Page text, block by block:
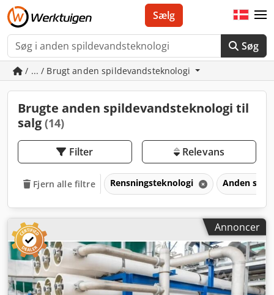
Søg
Sælg
/ ... / Brugt anden spildevandsteknologi
Brugte anden spildevandsteknologi til
salg (14)
Filter Relevans
Fjern alle filtre Rensningsteknologi Anden
Annoncer